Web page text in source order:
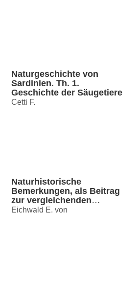
Naturgeschichte von
Sardinien. Th. 1.
Geschichte der Säugetiere
Cetti F.
Naturhistorische
Bemerkungen, als Beitrag
zur vergleichenden
Geognosie, auf einer Reise
Eichwald E. von